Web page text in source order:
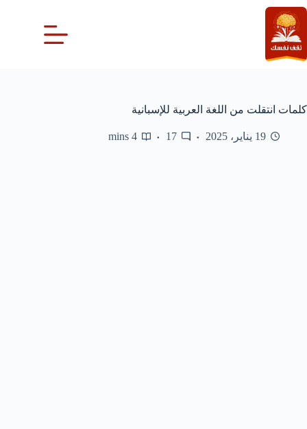
التجاوز
إلى
المحتوى
كلمات انتقلت من اللغة العربية للإسبانية
19 يناير، 2025 17
4 mins